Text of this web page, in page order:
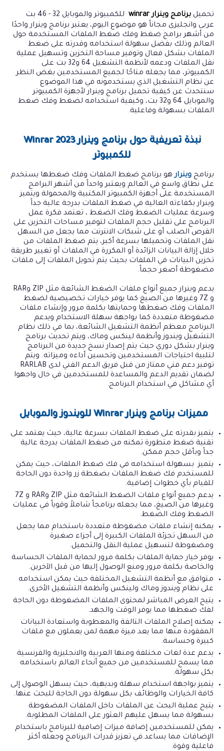
س.5- ما الفرق بين وين رار و Winzip ؟
س.6- ما الفرق بين وين رار و 7Zip ؟
شرح طريقة ضغط الملفات بإستخدام برنامج وين رار
شرح طريقة فك الضغط عن الملفات بإستخدام برنامج وين رار
معلومات حول ملف تحميل برنامج وينرار Winrar 2023
للكمبيوتر والاندرويد
تحميل برنامج وينرار winrar
للكمبيوتر والموبايل 32 - 46 بت
عربى وانجليزى مجاناً هو موضوع اليوم، يعتبر برنامج وينرار واحدًا
من أشهر برامج ضغط وفك ضغط الملفات المستخدمة حول
العالم وذلك بفضل سهولة استخدامه وقدرته على ضغط
الملفات بشكل فعال وتوفير مساحة التخزين وتسهيل عملية
نقل الملفات ودعمه لأنظمة التشغيل 64 و32 بت على
الكمبيوتر، مما يجعله متاحًا لجميع المستخدمين بغض النظر
عن نظام التشغيل الذي يستخدمونه في هذا الموضوع
سنتحدث عن كيفية تحميل برنامج وينرار لأجهزة الكمبيوتر
والموبايل 64 و32 بت، وكيفية استخدامه لضغط وفك ضغط
الملفات بسهولة وفاعلية.
نبذة تعريفية حول برنامج وينرار Winrar 2023
للكمبيوتر
برنامج وينرارهو برنامج ضغط الملفات وفك ضغطها يستخدم
على نطاق واسع في العالم ويعتبر واحداً من أشهر البرامج
المستخدمة على أجهزة الكمبيوتر المكتبية والمحمولة ويتميز
وينرار بكفاءته العالية في ضغط الملفات بدرجة عالية جداً
وسرعة عمليات الضغط وفك الضغط ، تعتمد فكرة عمل
البرنامج على تقليل حجم الملفات لتوفير مساحات التخزين على
القرص الصلب أو على شبكات الانترنت مما يجعل من السهل
نقل الملفات وتحميلها بسرعة أكبر، يتم ضغط الملفات من
خلال إزالة البيانات الزائدة أو المكررة في الملفات أو تغيير طريقة
تخزين البيانات في الملفات بحيث يتم تحويل الملفات إلى ملفات
مضغوطة أصغر حجماً.
يدعم وينرار جميع أنواع ملفات الضغط الشائعة مثل ZIP وRAR
و 7Z وغيرها من الصيغ كما يوفر خيارات تخصيصية لضغط
الملفات وفك ضغطها وحمايتها بكلمة مرور وإنشاء ملفات
مضغوطة متعددة كما بواجهة سهلة الاستخدام ويدعم
البرنامج معظم أنظمة التشغيل الشائعة، بما في ذلك نظام
التشغيل ويندوز وأنظمة لينكس وماك، ويتم تحديث برنامج
وينرار بشكل دوري حيث يتم إصدار نسخ جديدة من البرنامج
لتلبية احتياجات المستخدمين وتحسين أداءه وميزاته. ويتم
توفير دعم فني ممتاز من قبل فريق الدعم الفني لدى RARLAB
لضمان تقديم الدعم والمساعدة للمستخدمين في حال واجهوا
أي مشاكل في استخدام البرنامج.
مميزات برنامج وينرار Winrar للويندوز والموبايل
يتميز بقدرته على ضغط الملفات بسرعة عالية، حيث يعتمد على
تقنية ضغط متطورة تمكنه من ضغط الملفات بدرجة عالية
جداً وبأقل حجم ممكن.
يتميز بسهولة استخدامه في فك ضغط الملفات، حيث يمكن
للمستخدم فك ضغط الملفات بضغطة زر واحدة دون الحاجة
للقيام بأي خطوات إضافية.
يدعم جميع أنواع ملفات الضغط الشائعة مثل ZIP وRAR و 7Z
وغيرها من الصيغ، مما يجعله برنامجاً شاملاً وقوياً في عمليات
الضغط وفك الضغط.
يمكنه إنشاء ملفات مضغوطة متعددة باستخدام مما يجعل
من السهل تجزئة الملفات الكبيرة إلى أجزاء صغيرة
ومضغوطة لتسهيل عملية النقل والتحميل.
يوفر خيار حماية الملفات بكلمة مرور لحماية الملفات الحساسة
والخاصة بكلمة مرور ومنع الوصول إليها من قبل الآخرين.
متوافق مع أنظمة التشغيل المختلفة حيث يمكن استخدامه
على نظام ويندوز وماك ولينكس وأنظمة التشغيل الأخرى.
يتيح العرض المباشر لمحتوى الملفات المضغوطة دون الحاجة
لفك ضغطها مما يوفر الوقت والجهد.
يمكنه إصلاح الملفات التالفة والمعطوبة واستعادة البيانات
المفقودة منها مما يعد ميزة مهمة لمن يعملون مع ملفات
كبيرة وحساسة.
يدعم عدة لغات مختلفة ومنها العربية والانجليزية والفرنسية
مما يسمح للمستخدمين من جميع أنحاء العالم باستخدامه
بكل سهولة.
يتميز بواجهة استخدام سهلة وبديهية، حيث يسهل الوصول إلى
كافة الخيارات والوظائف بكل سهولة دون الحاجة للبحث عنها.
يتيح عملية البحث عن الملفات داخل الملفات المضغوطة
بسهولة مما يسهل عليهم العثور على الملفات المطلوبة.
يمكن للمستخدمين إضافة ميزات إضافية للبرنامج باستخدام
الإضافات مما يساعد في تعزيز قدرات البرنامج وجعله أكثر
فاعلية وقوة.